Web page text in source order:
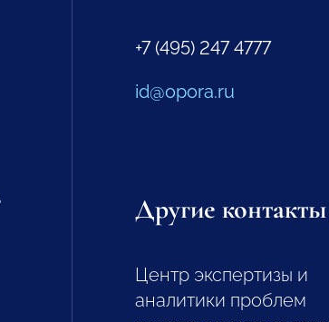
+7 (495) 247 4777
id@opora.ru
Другие контакты
Центр экспертизы и
аналитики проблем